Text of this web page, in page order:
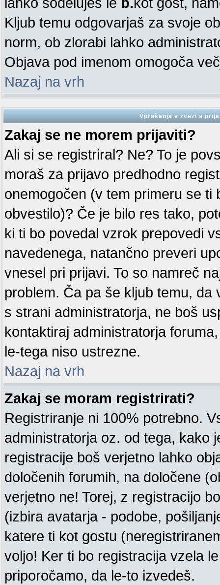
Kljub temu odgovarjaš za svoje
norm, ob zlorabi lahko
Objava pod imenom omogoča
Nazaj na vrh
Vprašanja v zvezi s
Zakaj se ne morem prijaviti?
Ali si se registriral? Ne? To je
moraš za prijavo predhodno
onemogočen (v tem primeru se ti
obvestilo)? Če je bilo res tako,
ki ti bo povedal vzrok prepovedi
navedenega, natančno preveri
vnesel pri prijavi. To so namreč
problem. Ča pa še kljub temu,
s strani administratorja, ne boš
kontaktiraj administratorja
le-tega niso ustrezne.
Nazaj na vrh
Zakaj se moram registrirati?
Registriranje ni 100% potrebno.
administratorja oz. od tega, kako
registracije boš verjetno lahko
določenih forumih, na določene
verjetno ne! Torej, z registracijo
(izbira avatarja - podobe,
katere ti kot gostu
voljo! Ker ti bo registracija vzela
priporočamo, da le-to izvedeš.